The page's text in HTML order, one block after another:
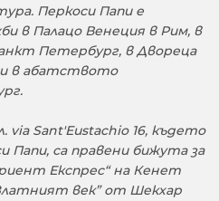
Перкоси Папи е
в Палацо Венеция в Рим, в
Петербург, в Двореца
и в абатството
via Sant'Eustachio 16, където
Папи, са правени бижута за
Експрес“ на Кенет
век” от Шекхар